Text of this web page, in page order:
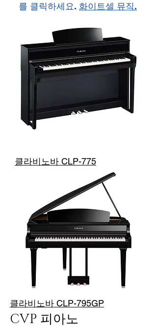
를 클릭하세요. 화이트셀 뮤직.
클라비노바 CLP-775
클라비노바 CLP-795GP
CVP 피아노